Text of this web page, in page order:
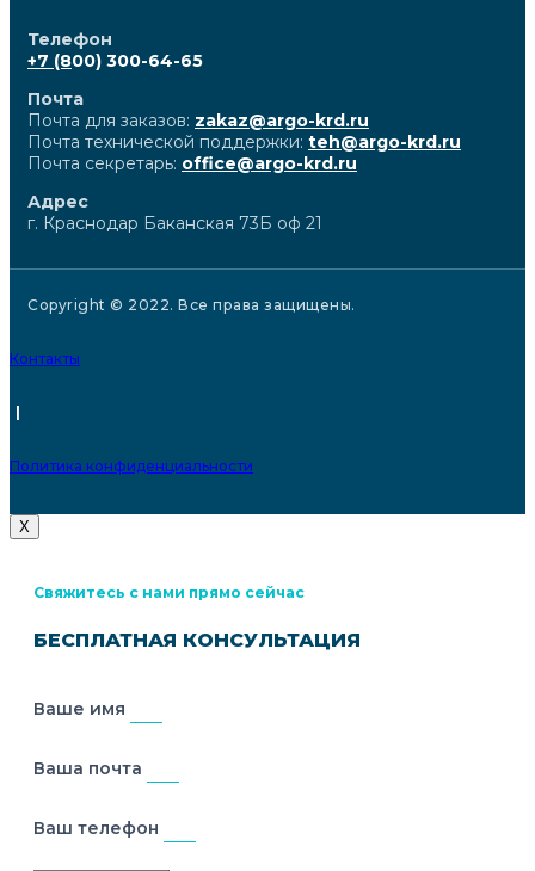
Телефон
+7 (800) 300-64-65
Почта
Почта для заказов: zakaz@argo-krd.ru
Почта технической поддержки: teh@argo-krd.ru
Почта секретарь: office@argo-krd.ru
Адрес
г. Краснодар Баканская 73Б оф 21
Copyright © 2022. Все права защищены.
Контакты
Политика конфиденциальности
X
Свяжитесь с нами прямо сейчас
БЕСПЛАТНАЯ КОНСУЛЬТАЦИЯ
Ваше имя
Ваша почта
Ваш телефон